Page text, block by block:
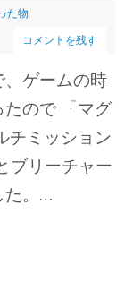
た物
コメントを残す
ゲームの時
ので 「マグ
チミッション
ブリーチャー
た。…